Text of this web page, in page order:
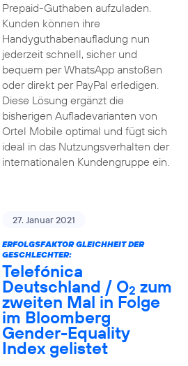
Prepaid-Guthaben aufzuladen.
Kunden können ihre
Handyguthabenaufladung nun
jederzeit schnell, sicher und
bequem per WhatsApp anstoßen
oder direkt per PayPal erledigen.
Diese Lösung ergänzt die
bisherigen Aufladevarianten von
Ortel Mobile optimal und fügt sich
ideal in das Nutzungsverhalten der
internationalen Kundengruppe ein.
27. Januar 2021
ERFOLGSFAKTOR GLEICHHEIT DER
GESCHLECHTER:
Telefónica
Deutschland / O2 zum
zweiten Mal in Folge
im Bloomberg
Gender-Equality
Index gelistet